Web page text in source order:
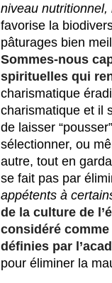
niveau nutritionnel,
favorise la
pâturages bien
Sommes-nous
spirituelles qui
charismatique
charismatique et il
de laisser
sélectionner, ou
autre, tout en
appétents à
de la culture de
considéré
définies par
pour éliminer la